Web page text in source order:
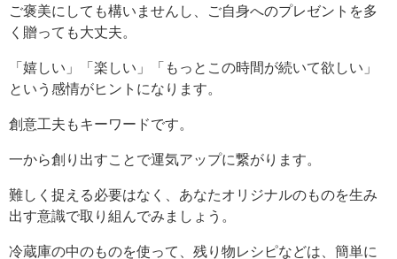
ご褒美にしても構いませんし、ご自身へのプレゼントを多
く贈っても大丈夫。
「嬉しい」「楽しい」「もっとこの時間が続いて欲しい」
という感情がヒントになります。
創意工夫もキーワードです。
一から創り出すことで運気アップに繋がります。
難しく捉える必要はなく、あなたオリジナルのものを生み
出す意識で取り組んでみましょう。
冷蔵庫の中のものを使って、残り物レシピなどは、簡単に